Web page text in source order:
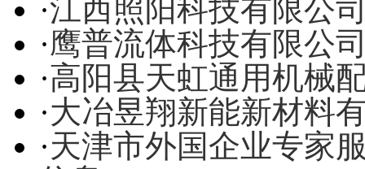
·江西照阳科技有限公
·鹰普流体科技有限公
·高阳县天虹通用机械
·大冶昱翔新能新材料
·天津市外国企业专家